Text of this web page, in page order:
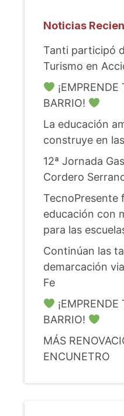
Noticias
Tanti participó
Turismo en
BARRIO!
La educación
construye en
12ª Jornada
Cordero
TecnoPresente
educación con
para las
Continúan las
demarcación
Fe
BARRIO!
MÁS
ENCUNETRO